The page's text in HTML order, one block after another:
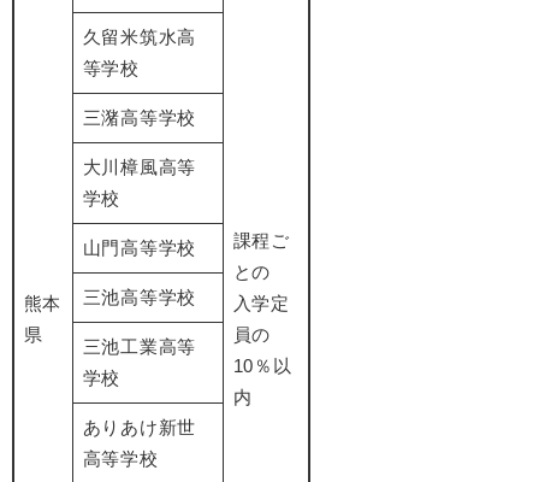
熊本
県
課程ご
との
入学定
員の
10％以
内
久留米筑水高
等学校
三潴高等学校
大川樟風高等
学校
山門高等学校
三池高等学校
三池工業高等
学校
ありあけ新世
高等学校